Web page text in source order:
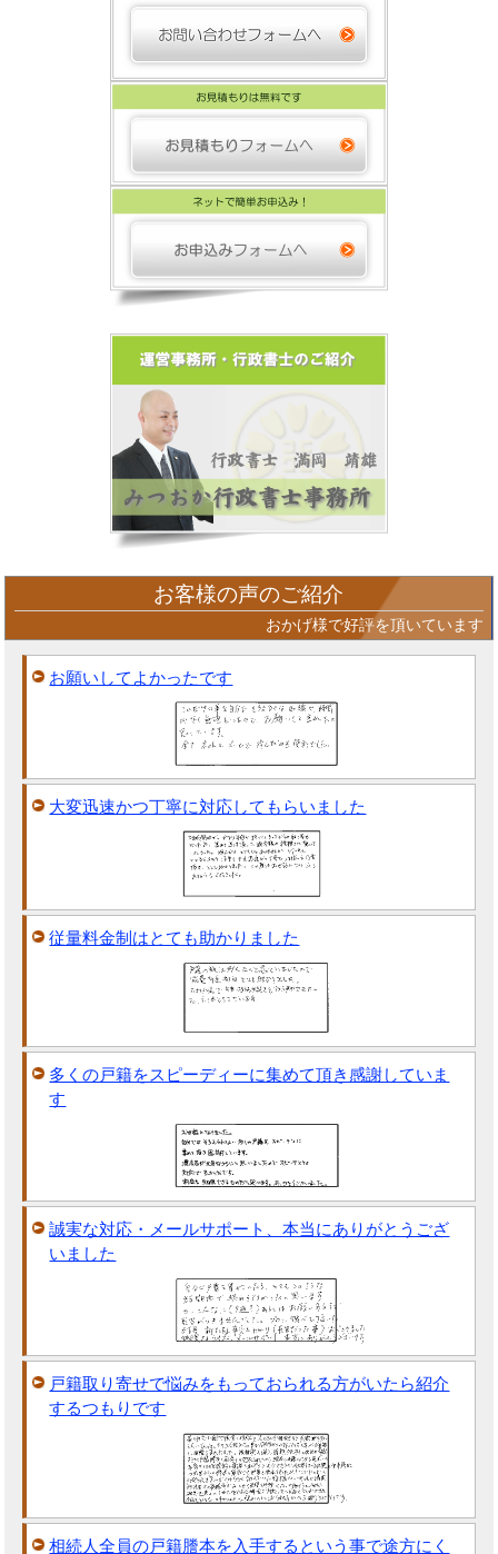
お客様の声のご紹介
おかげ様で好評を頂いています
お願いしてよかったです
大変迅速かつ丁寧に対応してもらいました
従量料金制はとても助かりました
多くの戸籍をスピーディーに集めて頂き感謝していま
す
誠実な対応・メールサポート、本当にありがとうござ
いました
戸籍取り寄せで悩みをもっておられる方がいたら紹介
するつもりです
相続人全員の戸籍謄本を入手するという事で途方にく